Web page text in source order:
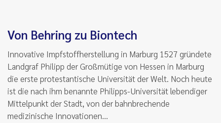
Von Behring zu Biontech
Innovative Impfstoffherstellung in Marburg 1527 gründete
Landgraf Philipp der Großmütige von Hessen in Marburg
die erste protestantische Universität der Welt. Noch heute
ist die nach ihm benannte Philipps-Universität lebendiger
Mittelpunkt der Stadt, von der bahnbrechende
medizinische Innovationen…